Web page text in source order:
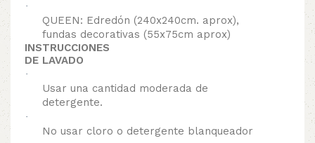
·
QUEEN: Edredón (240x240cm. aprox),
fundas decorativas (55x75cm aprox)
INSTRUCCIONES
DE LAVADO
·
Usar una cantidad moderada de
detergente.
·
No usar cloro o detergente blanqueador